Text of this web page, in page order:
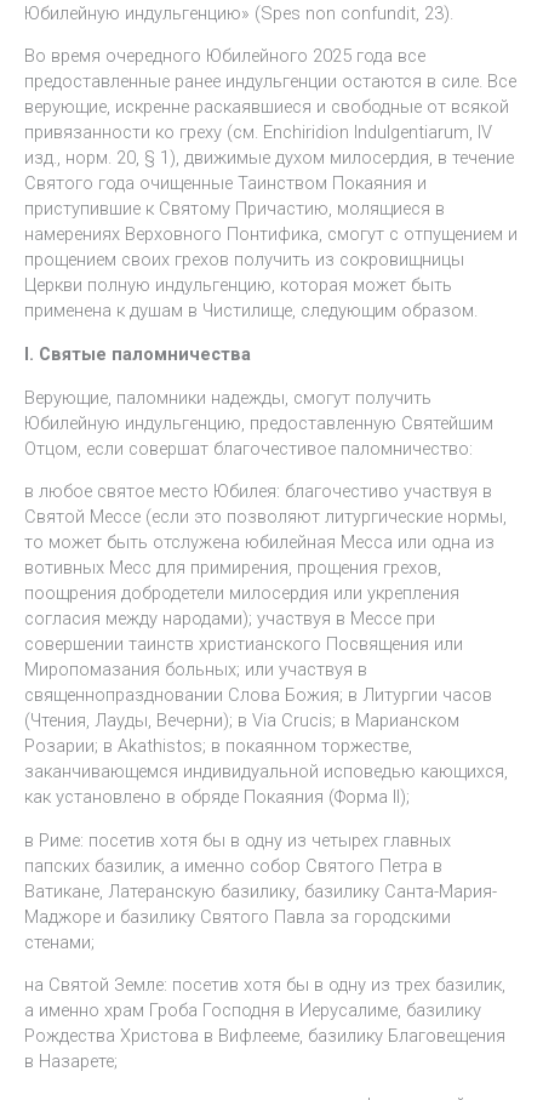
Юбилейную индульгенцию» (Spes non confundit, 23).
Во время очередного Юбилейного 2025 года все
предоставленные ранее индульгенции остаются в силе. Все
верующие, искренне раскаявшиеся и свободные от всякой
привязанности ко греху (см. Enchiridion Indulgentiarum, IV
изд., норм. 20, § 1), движимые духом милосердия, в течение
Святого года очищенные Таинством Покаяния и
приступившие к Святому Причастию, молящиеся в
намерениях Верховного Понтифика, смогут с отпущением и
прощением своих грехов получить из сокровищницы
Церкви полную индульгенцию, которая может быть
применена к душам в Чистилище, следующим образом.
I. Святые паломничества
Верующие, паломники надежды, смогут получить
Юбилейную индульгенцию, предоставленную Святейшим
Отцом, если совершат благочестивое паломничество:
в любое святое место Юбилея: благочестиво участвуя в
Святой Мессе (если это позволяют литургические нормы,
то может быть отслужена юбилейная Месса или одна из
вотивных Месс для примирения, прощения грехов,
поощрения добродетели милосердия или укрепления
согласия между народами); участвуя в Мессе при
совершении таинств христианского Посвящения или
Миропомазания больных; или участвуя в
священнопраздновании Слова Божия; в Литургии часов
(Чтения, Лауды, Вечерни); в Via Crucis; в Марианском
Розарии; в Akathistos; в покаянном торжестве,
заканчивающемся индивидуальной исповедью кающихся,
как установлено в обряде Покаяния (Форма II);
в Риме: посетив хотя бы в одну из четырех главных
папских базилик, а именно собор Святого Петра в
Ватикане, Латеранскую базилику, базилику Санта-Мария-
Маджоре и базилику Святого Павла за городскими
стенами;
на Святой Земле: посетив хотя бы в одну из трех базилик,
а именно храм Гроба Господня в Иерусалиме, базилику
Рождества Христова в Вифлееме, базилику Благовещения
в Назарете;